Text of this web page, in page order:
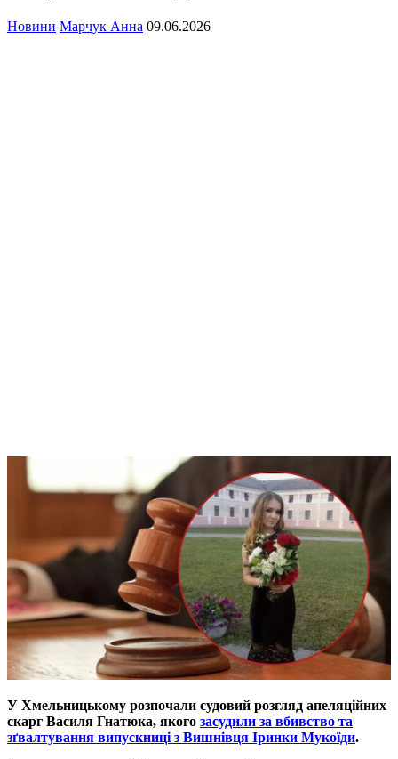
Новини Марчук Анна 09.06.2026
У Хмельницькому розпочали судовий розгляд апеляційних
скарг Василя Гнатюка, якого засудили за вбивство та
зґвалтування випускниці з Вишнівця Іринки Мукоїди.